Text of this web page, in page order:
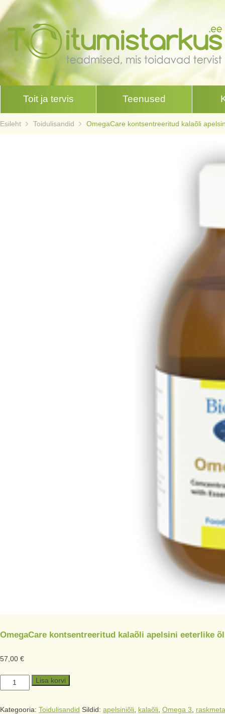
Toit ja tervis Teenused
Esileht Toidulisandid OmegaCare kontsentreeritud kalaõli
OmegaCare kontsentreeritud kalaõli apelsini eeterlike
57,00 €
Lisa korvi
Kategooria: Toidulisandid Sildid: apelsiniõli kalaõli Omega 3